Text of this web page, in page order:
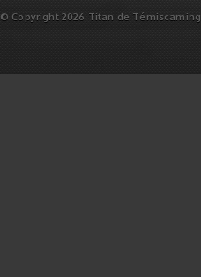
© Copyright 2026 Titan de Témiscaming.